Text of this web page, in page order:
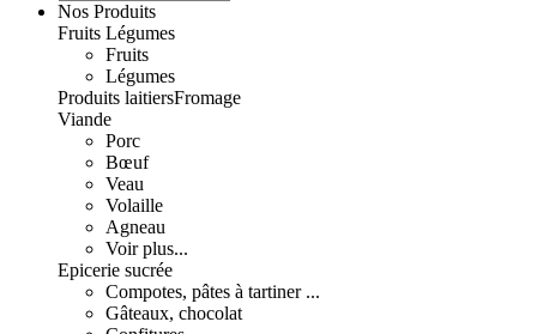
Nos Produits
Fruits Légumes
Fruits
Légumes
Produits laitiersFromage
Viande
Porc
Bœuf
Veau
Volaille
Agneau
Voir plus...
Epicerie sucrée
Compotes, pâtes à tartiner ...
Gâteaux, chocolat